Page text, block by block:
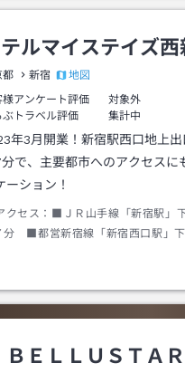
ルマイステイズ西
都 新宿
地図
様アンケート評価
対象外
ぶトラベル評価
集計中
年3月開業！新宿駅西口地上
で、主要都市へのアクセスに
ーション！
クセス：
■ＪＲ山手線「新宿駅
分 ■都営新宿線「新宿西口駅」
分
ＢＥＬＬＵＳＴＡ